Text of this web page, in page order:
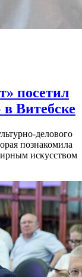
посетил
Витебске
делового
познакомила
искусством